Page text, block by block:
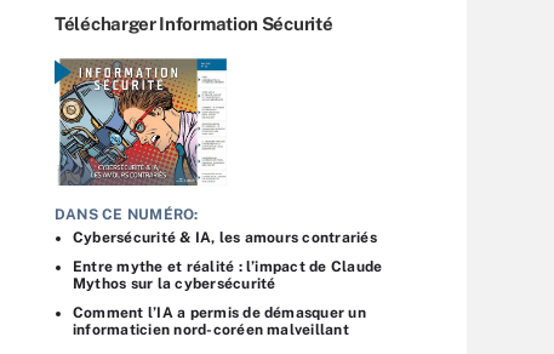
Télécharger Information Sécurité
DANS CE NUMÉRO:
Cybersécurité & IA, les amours contrariés
Entre mythe et réalité : l’impact de Claude
Mythos sur la cybersécurité
Comment l’IA a permis de démasquer un
informaticien nord-coréen malveillant